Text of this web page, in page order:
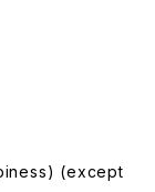
(except